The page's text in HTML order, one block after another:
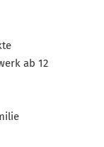
ab 12